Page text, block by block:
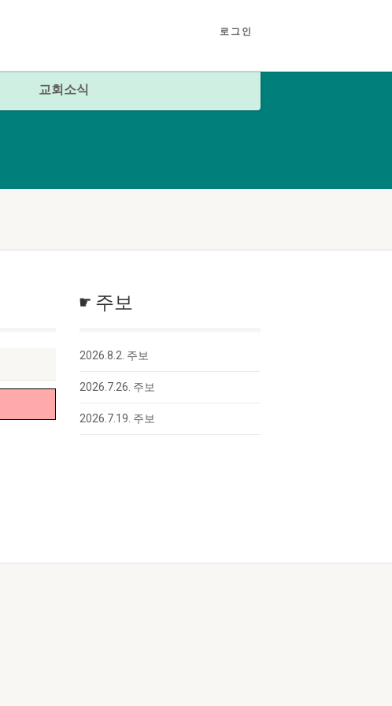
로그인
교회소식
☛ 주보
2026.8.2. 주보
2026.7.26. 주보
2026.7.19. 주보